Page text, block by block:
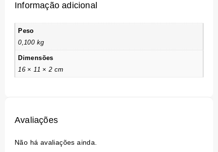
Informação adicional
Peso
0,100 kg
Dimensões
16 × 11 × 2 cm
Avaliações
Não há avaliações ainda.